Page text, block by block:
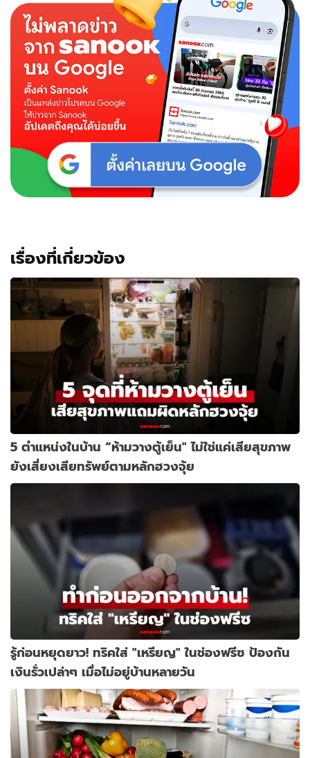
เรื่องที่เกี่ยวข้อง
5 ตำแหน่งในบ้าน “ห้ามวางตู้เย็น" ไม่ใช่แค่เสียสุขภาพ
ยังเสี่ยงเสียทรัพย์ตามหลักฮวงจุ้ย
รู้ก่อนหยุดยาว! ทริคใส่ "เหรียญ" ในช่องฟรีซ ป้องกัน
เงินรั่วเปล่าๆ เมื่อไม่อยู่บ้านหลายวัน